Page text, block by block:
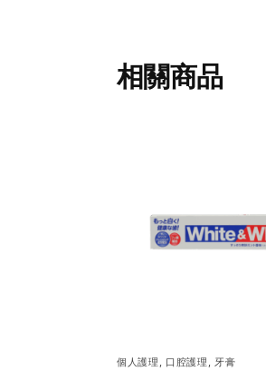
相關商品
個人護理 口腔護理 牙膏